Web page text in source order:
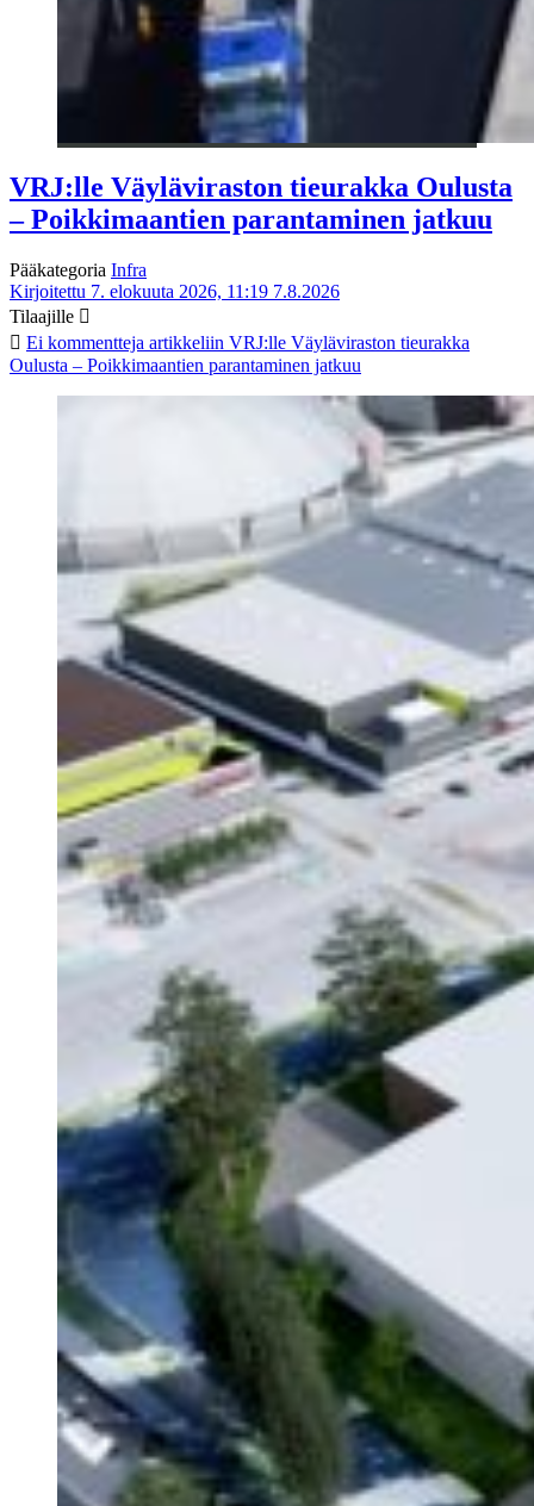
VRJ:lle Väyläviraston tieurakka Oulusta
– Poikkimaantien parantaminen jatkuu
Pääkategoria Infra
Kirjoitettu 7. elokuuta 2026, 11:19 7.8.2026
Tilaajille
Ei kommentteja artikkeliin VRJ:lle Väyläviraston tieurakka
Oulusta – Poikkimaantien parantaminen jatkuu